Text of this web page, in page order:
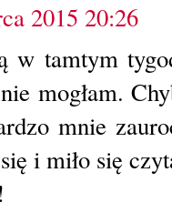
2015 20:26
w tamtym
mogłam.
mnie
i miło się